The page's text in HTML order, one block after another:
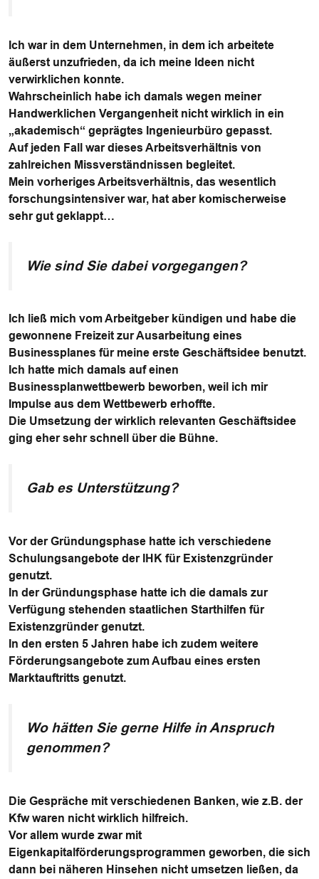
Ich war in dem Unternehmen, in dem ich arbeitete
äußerst unzufrieden, da ich meine Ideen nicht
verwirklichen konnte.
Wahrscheinlich habe ich damals wegen meiner
Handwerklichen Vergangenheit nicht wirklich in ein
„akademisch“ geprägtes Ingenieurbüro gepasst.
Auf jeden Fall war dieses Arbeitsverhältnis von
zahlreichen Missverständnissen begleitet.
Mein vorheriges Arbeitsverhältnis, das wesentlich
forschungsintensiver war, hat aber komischerweise
sehr gut geklappt…
Wie sind Sie dabei vorgegangen?
Ich ließ mich vom Arbeitgeber kündigen und habe die
gewonnene Freizeit zur Ausarbeitung eines
Businessplanes für meine erste Geschäftsidee benutzt.
Ich hatte mich damals auf einen
Businessplanwettbewerb beworben, weil ich mir
Impulse aus dem Wettbewerb erhoffte.
Die Umsetzung der wirklich relevanten Geschäftsidee
ging eher sehr schnell über die Bühne.
Gab es Unterstützung?
Vor der Gründungsphase hatte ich verschiedene
Schulungsangebote der IHK für Existenzgründer
genutzt.
In der Gründungsphase hatte ich die damals zur
Verfügung stehenden staatlichen Starthilfen für
Existenzgründer genutzt.
In den ersten 5 Jahren habe ich zudem weitere
Förderungsangebote zum Aufbau eines ersten
Marktauftritts genutzt.
Wo hätten Sie gerne Hilfe in Anspruch
genommen?
Die Gespräche mit verschiedenen Banken, wie z.B. der
Kfw waren nicht wirklich hilfreich.
Vor allem wurde zwar mit
Eigenkapitalförderungsprogrammen geworben, die sich
dann bei näheren Hinsehen nicht umsetzen ließen, da